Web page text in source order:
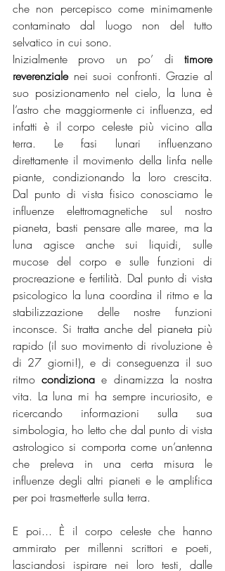
che non percepisco come minimamente
contaminato dal luogo non del tutto
selvatico in cui sono.
Inizialmente provo un po’ di timore
reverenziale nei suoi confronti. Grazie al
suo posizionamento nel cielo, la luna è
l’astro che maggiormente ci influenza, ed
infatti è il corpo celeste più vicino alla
terra. Le fasi lunari influenzano
direttamente il movimento della linfa nelle
piante, condizionando la loro crescita.
Dal punto di vista fisico conosciamo le
influenze elettromagnetiche sul nostro
pianeta, basti pensare alle maree, ma la
luna agisce anche sui liquidi, sulle
mucose del corpo e sulle funzioni di
procreazione e fertilità. Dal punto di vista
psicologico la luna coordina il ritmo e la
stabilizzazione delle nostre funzioni
inconsce. Si tratta anche del pianeta più
rapido (il suo movimento di rivoluzione è
di 27 giorni!), e di conseguenza il suo
ritmo condiziona e dinamizza la nostra
vita. La luna mi ha sempre incuriosito, e
ricercando informazioni sulla sua
simbologia, ho letto che dal punto di vista
astrologico si comporta come un’antenna
che preleva in una certa misura le
influenze degli altri pianeti e le amplifica
per poi trasmetterle sulla terra.
E poi... È il corpo celeste che hanno
ammirato per millenni scrittori e poeti,
lasciandosi ispirare nei loro testi, dalle